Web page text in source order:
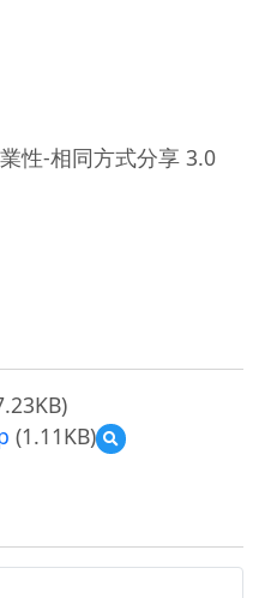
性-相同方式分享 3.0
(1.11KB)
預
覽
簡
案-